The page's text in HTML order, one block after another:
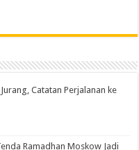
Catatan Perjalanan ke
Ramadhan Moskow Jadi